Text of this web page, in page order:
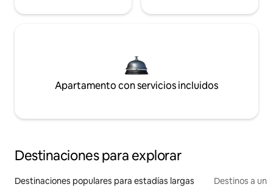
Apartamento con servicios incluidos
Destinaciones para explorar
Destinaciones populares para estadías largas Destinos a un